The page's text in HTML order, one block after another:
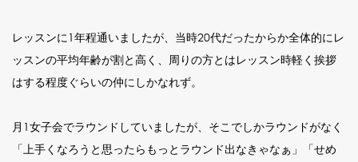
レッスンに1年程通いましたが、当時20代だったからか全体的にレ
ッスンの平均年齢が割と高く、周りの方とはレッスン時軽く挨拶
はする程度ぐらいの仲にしかなれず。
月1女子会でラウンドしていましたが、そこでしかラウンドがなく
「上手くなろうと思ったらもっとラウンド出なきゃなぁ」「せめ